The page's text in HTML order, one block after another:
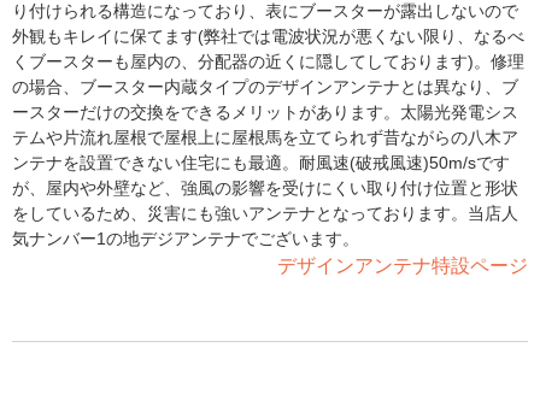
り付けられる構造になっており、表にブースターが露出しないので
外観もキレイに保てます(弊社では電波状況が悪くない限り、なるべ
くブースターも屋内の、分配器の近くに隠してしております)。修理
の場合、ブースター内蔵タイプのデザインアンテナとは異なり、ブ
ースターだけの交換をできるメリットがあります。太陽光発電シス
テムや片流れ屋根で屋根上に屋根馬を立てられず昔ながらの八木ア
ンテナを設置できない住宅にも最適。耐風速(破戒風速)50m/sです
が、屋内や外壁など、強風の影響を受けにくい取り付け位置と形状
をしているため、災害にも強いアンテナとなっております。当店人
気ナンバー1の地デジアンテナでございます。
デザインアンテナ特設ページ